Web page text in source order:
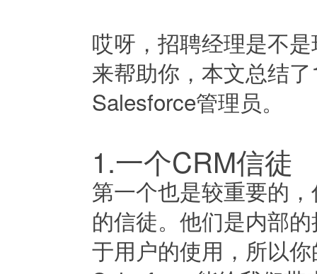
哎呀，招聘经理是不
来帮助你，本文总结
Salesforce管理员。
1.一个CRM信徒
第一个也是较重要的
的信徒。他们是内部
于用户的使用，所以